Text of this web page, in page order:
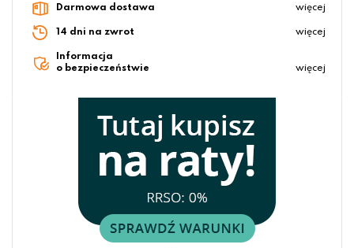
Darmowa dostawa więcej
14 dni na zwrot więcej
Informacja
o bezpieczeństwie
więcej